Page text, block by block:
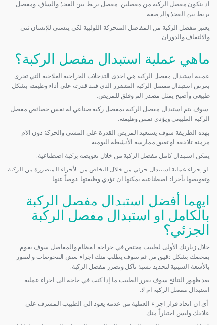
اذ يتكون مفصل الركبة من مفصلين: مفصل يربط بين الفخذ والساق، ومفصل
يربط بين الفخذ والرضفة.
يعتبر مفصل الركبة من المفاصل المتحركة اللولبية لكي يتسنى للإنسان ثني
والالتفاف والدوران.
ماهي عملية استبدال مفصل الركبة؟
عملية استبدال مفصل الركبة هي احدى التدخلات الجراحية العلاجية التي تجرى
بغرض استبدال مفصل الركبة المتضرر الذي فقد قدرته على أداء وظيفته بشكل
طبيعي وأصبح يمثل مصدر الم وقلق للمريض.
سوف يتم استبدال مفصل الركبة بمفصل ركبة صناعي له نفس خصائص مفصل
الركبة الطبيعي ويؤدي نفس وظيفته.
بهذه الطريقة سوف يستعيد المريض القدرة على المشي والحركة دون الام
مزمنة تلاحقه او تعيق ممارسة الأنشطة اليومية.
يمكن استبدال كامل مفصل الركبة من خلال تعويضه بركبة اصطناعية.
او إجراء عملية استبدال جزئي من خلال التخلص من الأجزاء المتضررة من الركبة
وتعويضها بأجزاء اصطناعية يمكنها ان تؤدي وظيفتها عوضاً عنها.
ايهما أفضل استبدال مفصل الركبة
بالكامل او استبدال مفصل الركبة
الجزئي؟
خلال زيارتك الأولى لطبيب مختص في جراحة العظام والمفاصل سوف يقوم
بفحصك بشكل دقيق من ثم سوف يطلب منك اجراء بعض الفحوصات والصور
بالأشعة السينية لتحديد نسبة تآكل وتضرر مفصل الركبة.
بعد ظهور النتائج سوف يقرر الطبيب ما إذا كنت في حاجة الى اجراء عملية
استبدال مفصل الركبة ام لا.
أي ان اتخاذ قرار اجراء العملية من عدمه يعود الى الطبيب المشرف على
علاجك وليس اختياراً منك.